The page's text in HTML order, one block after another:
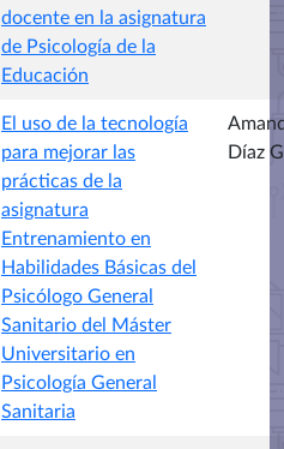
docente en la asignatura
de Psicología de la
Educación
El uso de la tecnología
para mejorar las
prácticas de la
asignatura
Entrenamiento en
Habilidades Básicas del
Psicólogo General
Sanitario del Máster
Universitario en
Psicología General
Sanitaria
Díaz